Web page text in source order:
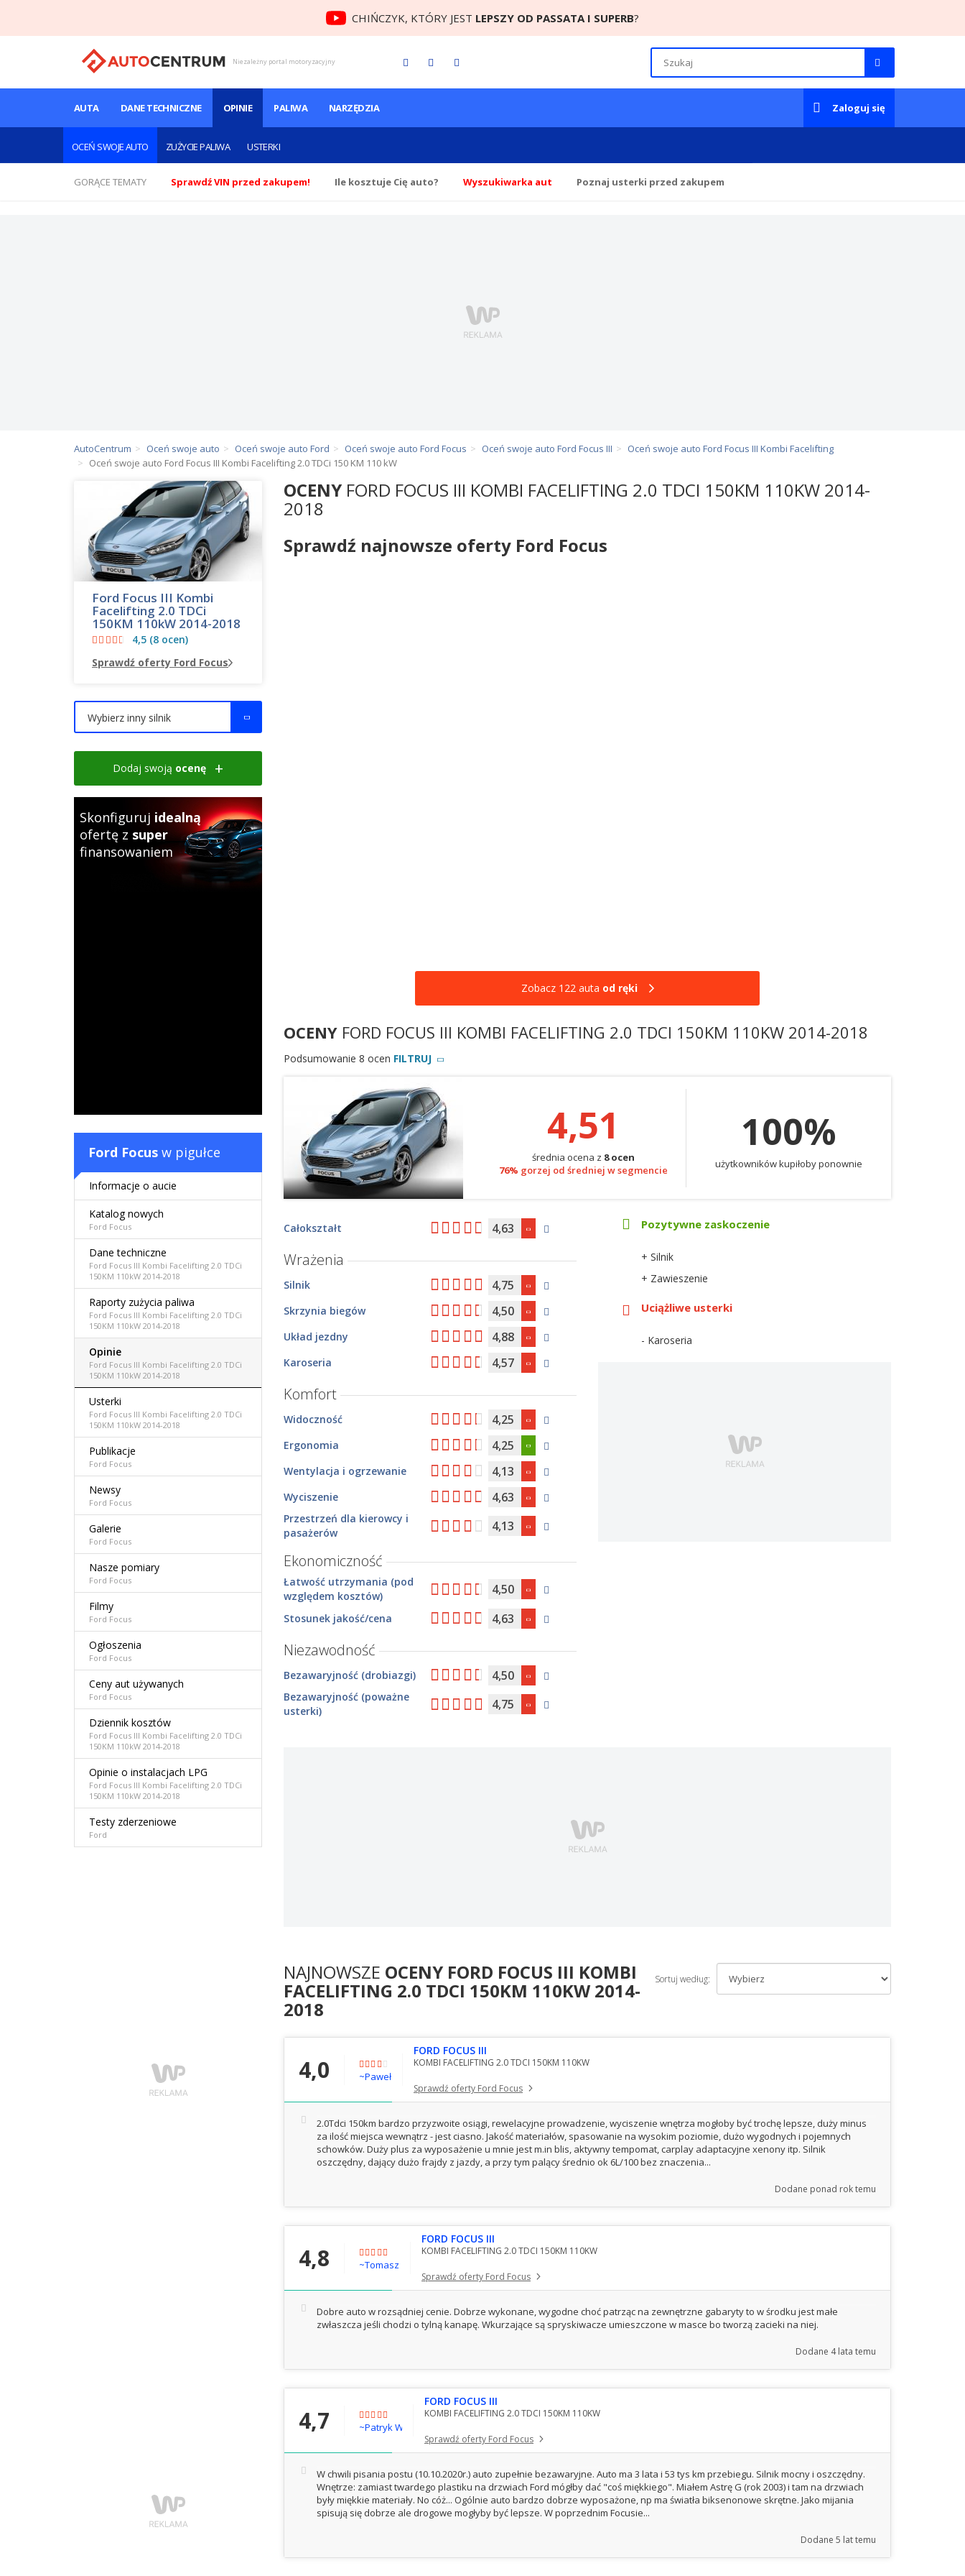
CHIŃCZYK, KTÓRY JEST LEPSZY OD PASSATA I SUPERB?
Niezależny portal motoryzacyjny
AUTA DANE TECHNICZNE OPINIE
OCEŃ SWOJE AUTO ZUŻYCIE PALIWA USTERKI
PALIWA NARZĘDZIA Zaloguj się
GORĄCE TEMATY Sprawdź VIN przed zakupem! Ile kosztuje Cię auto? Wyszukiwarka aut Poznaj usterki przed zakupem
AutoCentrum Oceń swoje auto Oceń swoje auto Ford Oceń swoje auto Ford Focus Oceń swoje auto Ford Focus III
Oceń swoje auto Ford Focus III Kombi Facelifting
Oceń swoje auto Ford Focus III Kombi Facelifting 2.0 TDCi 150 KM 110 kW
OCENY FORD FOCUS III KOMBI FACELIFTING 2.0 TDCI 150KM 110KW 2014-
2018
Sprawdź najnowsze oferty Ford Focus
Zobacz 122 auta od ręki
OCENY FORD FOCUS III KOMBI FACELIFTING 2.0 TDCI 150KM 110KW 2014-2018
Podsumowanie 8 ocen FILTRUJ
4,51
średnia ocena z 8 ocen
76% gorzej od średniej w segmencie
100%
użytkowników kupiłoby ponownie
Całokształt 4,63
Wrażenia
Silnik 4,75
Skrzynia biegów 4,50
Układ jezdny 4,88
Karoseria 4,57
Komfort
Widoczność 4,25
Ergonomia 4,25
Wentylacja i ogrzewanie 4,13
Wyciszenie 4,63
Przestrzeń dla kierowcy i
pasażerów
4,13
Ekonomiczność
Łatwość utrzymania (pod
względem kosztów)
4,50
Stosunek jakość/cena 4,63
Niezawodność
Bezawaryjność (drobiazgi) 4,50
Bezawaryjność (poważne
usterki)
4,75
Pozytywne zaskoczenie
+ Silnik
+ Zawieszenie
Uciążliwe usterki
- Karoseria
NAJNOWSZE OCENY FORD FOCUS III KOMBI
FACELIFTING 2.0 TDCI 150KM 110KW 2014-
2018
Sortuj według:
4,0 ~Paweł
FORD FOCUS III
KOMBI FACELIFTING 2.0 TDCI 150KM 110KW
Sprawdź oferty Ford Focus
2.0Tdci 150km bardzo przyzwoite osiągi, rewelacyjne prowadzenie, wyciszenie wnętrza mogłoby być trochę lepsze, duży minus
za ilość miejsca wewnątrz - jest ciasno. Jakość materiałów, spasowanie na wysokim poziomie, dużo wygodnych i pojemnych
schowków. Duży plus za wyposażenie u mnie jest m.in blis, aktywny tempomat, carplay adaptacyjne xenony itp. Silnik
oszczędny, dający dużo frajdy z jazdy, a przy tym palący średnio ok 6L/100 bez znaczenia...
Dodane ponad rok temu
4,8 ~Tomasz
FORD FOCUS III
KOMBI FACELIFTING 2.0 TDCI 150KM 110KW
Sprawdź oferty Ford Focus
Dobre auto w rozsądniej cenie. Dobrze wykonane, wygodne choć patrząc na zewnętrzne gabaryty to w środku jest małe
zwłaszcza jeśli chodzi o tylną kanapę. Wkurzające są spryskiwacze umieszczone w masce bo tworzą zacieki na niej.
Dodane 4 lata temu
4,7 ~Patryk WLKP
FORD FOCUS III
KOMBI FACELIFTING 2.0 TDCI 150KM 110KW
Sprawdź oferty Ford Focus
W chwili pisania postu (10.10.2020r.) auto zupełnie bezawaryjne. Auto ma 3 lata i 53 tys km przebiegu. Silnik mocny i oszczędny.
Wnętrze: zamiast twardego plastiku na drzwiach Ford mógłby dać "coś miękkiego". Miałem Astrę G (rok 2003) i tam na drzwiach
były miękkie materiały. No cóż... Ogólnie auto bardzo dobrze wyposażone, np ma światła biksenonowe skrętne. Jako mijania
spisują się dobrze ale drogowe mogłyby być lepsze. W poprzednim Focusie...
Dodane 5 lat temu
Ford Focus III Kombi
Facelifting 2.0 TDCi
150KM 110kW 2014-2018
4,5 (8 ocen)
Sprawdź oferty Ford Focus
Wybierz inny silnik
Dodaj swoją ocenę
Skonfiguruj idealną
ofertę z super
finansowaniem
Ford Focus w pigułce
Informacje o aucie
Katalog nowych
Ford Focus
Dane techniczne
Ford Focus III Kombi Facelifting 2.0 TDCi
150KM 110kW 2014-2018
Raporty zużycia paliwa
Ford Focus III Kombi Facelifting 2.0 TDCi
150KM 110kW 2014-2018
Opinie
Ford Focus III Kombi Facelifting 2.0 TDCi
150KM 110kW 2014-2018
Usterki
Ford Focus III Kombi Facelifting 2.0 TDCi
150KM 110kW 2014-2018
Publikacje
Ford Focus
Newsy
Ford Focus
Galerie
Ford Focus
Nasze pomiary
Ford Focus
Filmy
Ford Focus
Ogłoszenia
Ford Focus
Ceny aut używanych
Ford Focus
Dziennik kosztów
Ford Focus III Kombi Facelifting 2.0 TDCi
150KM 110kW 2014-2018
Opinie o instalacjach LPG
Ford Focus III Kombi Facelifting 2.0 TDCi
150KM 110kW 2014-2018
Testy zderzeniowe
Ford